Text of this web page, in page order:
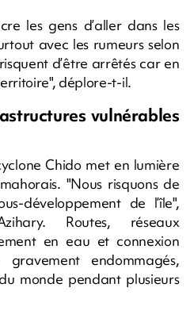
les gens d’aller dans les
avec les rumeurs selon
d’être arrêtés car en
déplore-t-il.
vulnérables
Chido met en lumière
"Nous risquons de
développement de l’île",
Routes, réseaux
en eau et connexion
endommagés,
monde pendant plusieurs